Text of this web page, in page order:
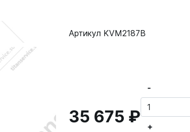
Артикул KVM2187B
35 675 ₽
-
+